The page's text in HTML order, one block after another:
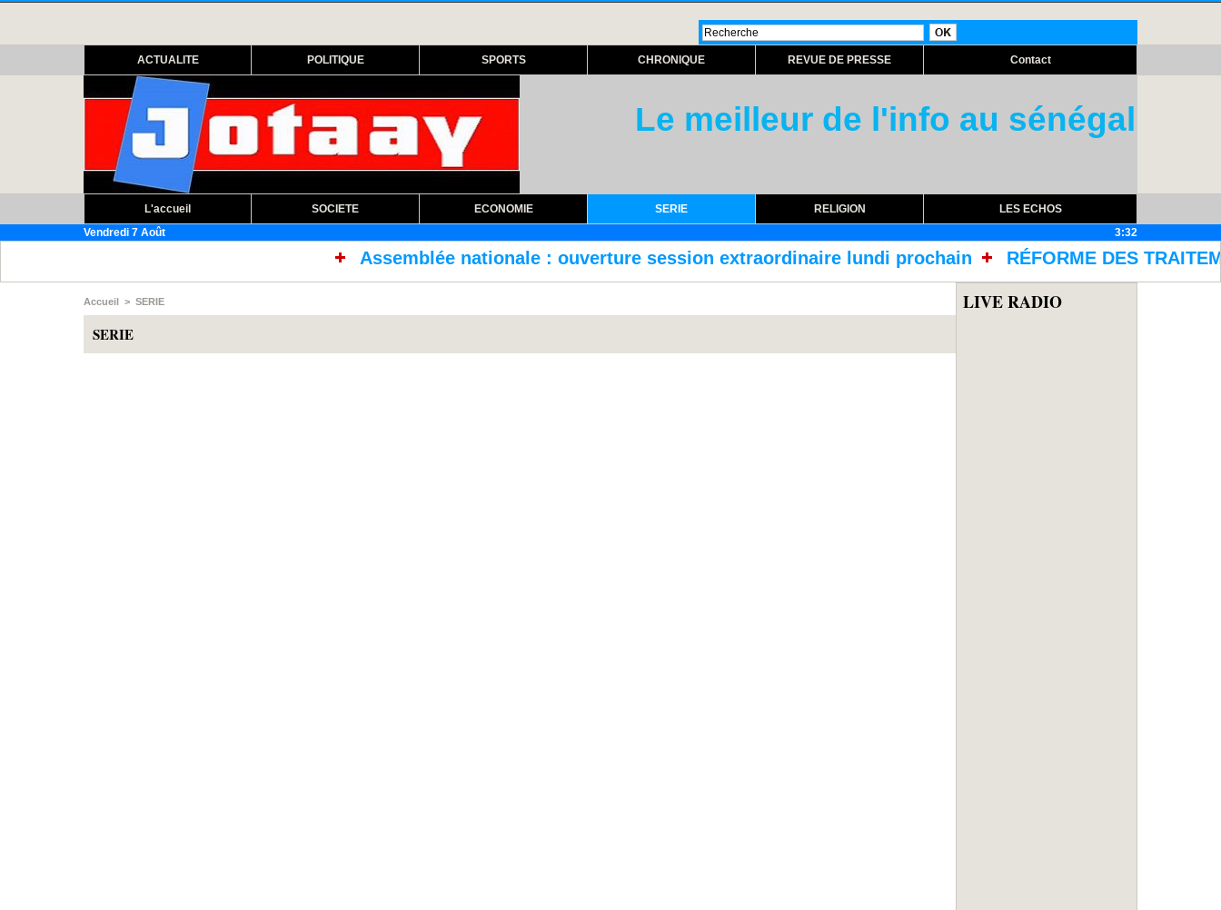
ACTUALITE POLITIQUE SPORTS CHRONIQUE REVUE DE PRESSE Contact
Le meilleur de l'info au sénégal
L'accueil SOCIETE ECONOMIE SERIE RELIGION
LES ECHOS
Vendredi 7 Août
3:32
Assemblée nationale : ouverture session extraordinaire lundi prochain RÉFORME DES TRAITEMENTS DANS
Accueil > SERIE
SERIE
LIVE RADIO